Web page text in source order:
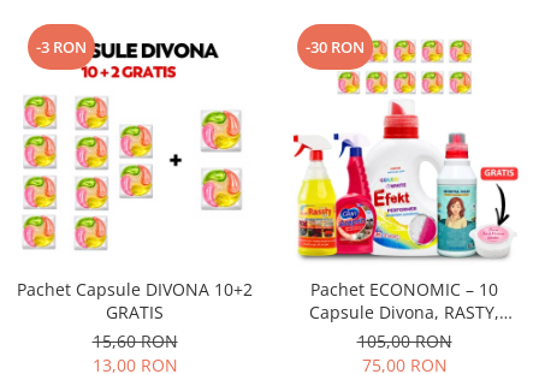
-3 RON
Pachet Capsule DIVONA 10+2
GRATIS
15,60 RON
13,00 RON
-30 RON
Pachet ECONOMIC – 10
Capsule Divona, RASTY,
ACEPRIN, Efekt, Secretul Deliei
+ Sare Inalbire GRATIS
105,00 RON
75,00 RON